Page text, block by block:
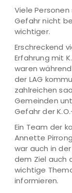
Viele
Gefahr nicht
wichtiger.
Erschreckend
Erfahrung mit
waren
der LAG
zahlreichen
Gemeinden
Gefahr der
Ein Team der
Annette
war auch in
dem Ziel auch
wichtige
informieren.